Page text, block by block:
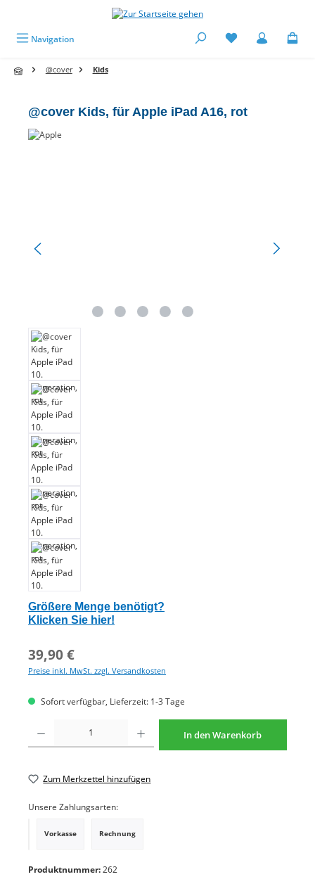
Navigation
@cover Kids
@cover Kids, für Apple iPad A16, rot
Größere Menge benötigt?
Klicken Sie hier!
39,90 €
Preise inkl. MwSt. zzgl. Versandkosten
Sofort verfügbar, Lieferzeit: 1-3 Tage
In den Warenkorb
Zum Merkzettel hinzufügen
Unsere Zahlungsarten:
Vorkasse Rechnung
Produktnummer:262